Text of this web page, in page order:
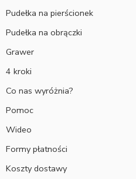
Pudełka na pierścionek
Pudełka na obrączki
Grawer
4 kroki
Co nas wyróżnia?
Pomoc
Wideo
Formy płatności
Koszty dostawy